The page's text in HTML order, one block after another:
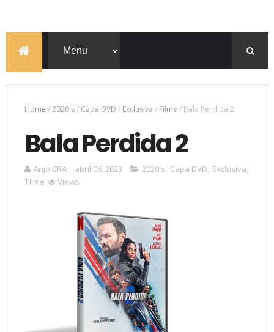
Home /2020's/ Capa DVD / Exclusiva / Filme / Bala Perdida 2
Bala Perdida 2
Anjo CRA abril 06, 2023 2020's, Capa DVD, Exclusiva,
Filme
Views